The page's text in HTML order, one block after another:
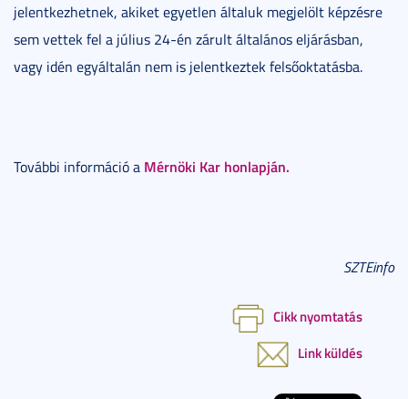
jelentkezhetnek, akiket egyetlen általuk megjelölt képzésre
sem vettek fel a július 24-én zárult általános eljárásban,
vagy idén egyáltalán nem is jelentkeztek felsőoktatásba.
További információ a Mérnöki Kar honlapján.
SZTEinfo
Cikk nyomtatás
Link küldés